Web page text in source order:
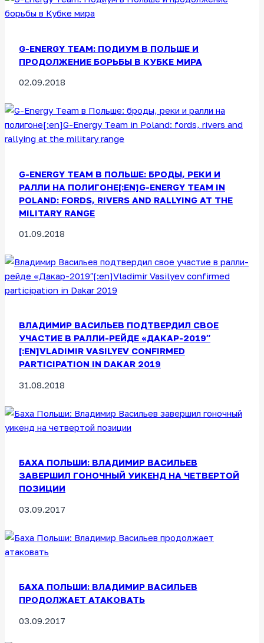
G-ENERGY TEAM: ПОДИУМ В ПОЛЬШЕ И
ПРОДОЛЖЕНИЕ БОРЬБЫ В КУБКЕ МИРА
02.09.2018
G-ENERGY TEAM В ПОЛЬШЕ: БРОДЫ, РЕКИ И
РАЛЛИ НА ПОЛИГОНЕ[:EN]G-ENERGY TEAM IN
POLAND: FORDS, RIVERS AND RALLYING AT THE
MILITARY RANGE
01.09.2018
ВЛАДИМИР ВАСИЛЬЕВ ПОДТВЕРДИЛ СВОЕ
УЧАСТИЕ В РАЛЛИ-РЕЙДЕ «ДАКАР-2019″
[:EN]VLADIMIR VASILYEV CONFIRMED
PARTICIPATION IN DAKAR 2019
31.08.2018
БАХА ПОЛЬШИ: ВЛАДИМИР ВАСИЛЬЕВ
ЗАВЕРШИЛ ГОНОЧНЫЙ УИКЕНД НА ЧЕТВЕРТОЙ
ПОЗИЦИИ
03.09.2017
БАХА ПОЛЬШИ: ВЛАДИМИР ВАСИЛЬЕВ
ПРОДОЛЖАЕТ АТАКОВАТЬ
03.09.2017